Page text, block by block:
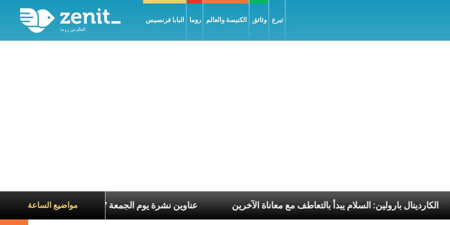
البابا فرنسيس روما الكنيسة والعالم وثائق تبرع
مواضيع الساعةعناوين نشرة يوم الجمعة 7 آب 2026: السلام يُبنى بصبر يومًا بعد يوم الكاردينال بارولين: السلام يبدأ بالتعاطف مع معاناة الآخرين